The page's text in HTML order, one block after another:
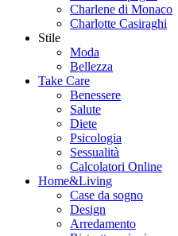
Charlene di Monaco
Charlotte Casiraghi
Stile
Moda
Bellezza
Take Care
Benessere
Salute
Diete
Psicologia
Sessualità
Calcolatori Online
Home&Living
Case da sogno
Design
Arredamento